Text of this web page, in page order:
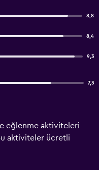
8,8
8,4
9,3
7,3
eğlenme aktiviteleri
aktiviteler ücretli